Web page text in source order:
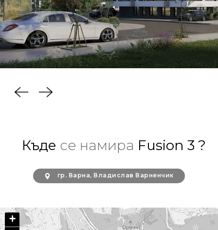
Къде се намира Fusion 3 ?
гр. Варна, Владислав Варненчик
+